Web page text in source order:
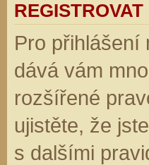
REGISTROVAT
Pro přihlášení
dává vám
rozšířené
ujistěte, že
s dalšími